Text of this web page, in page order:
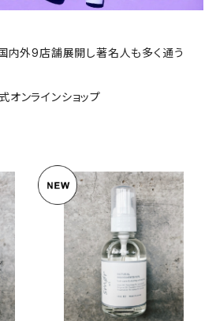
内外9店舗展開し著名人も多く通う
ンラインショップ